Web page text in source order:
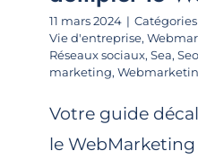
11 mars 2024 | Catégories
Vie d'entreprise,
Réseaux sociaux, Sea, Seo
marketing,
Votre guide
le